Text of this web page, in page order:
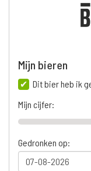
Mijn bieren
Dit bier heb ik
Mijn cijfer:
Gedronken op: